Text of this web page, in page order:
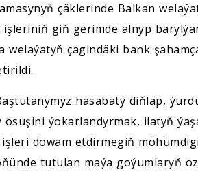
çäklerinde Balkan
giň gerimde alnyp
welaýatyň çägindäki bank
hasabaty diňläp,
ösüşini ýokarlandyrmak, ilatyň
dowam etdirmegiň
tutulan maýa goýumlaryň